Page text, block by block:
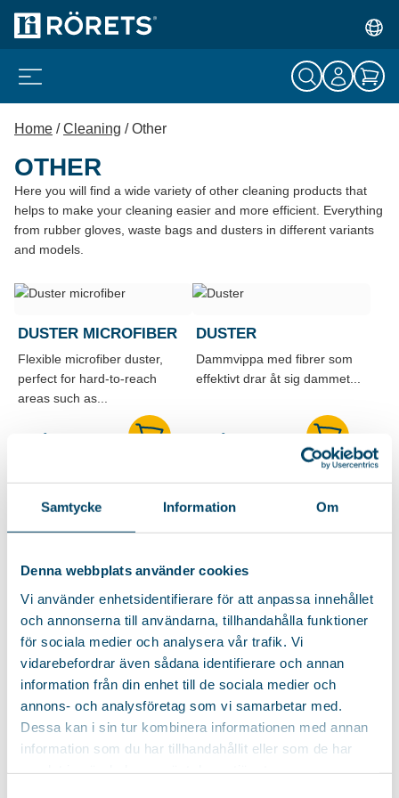
Samtycke Information Om
Denna webbplats använder cookies
Vi använder enhetsidentifierare för att anpassa innehållet
och annonserna till användarna, tillhandahålla funktioner
för sociala medier och analysera vår trafik. Vi
vidarebefordrar även sådana identifierare och annan
information från din enhet till de sociala medier och
annons- och analysföretag som vi samarbetar med.
Dessa kan i sin tur kombinera informationen med annan
information som du har tillhandahållit eller som de har
Home /Cleaning / Other
OTHER
Here you will find a wide variety of other cleaning products that
helps to make your cleaning easier and more efficient. Everything
from rubber gloves, waste bags and dusters in different variants
and models.
DUSTER MICROFIBER
Flexible microfiber duster,
perfect for hard-to-reach
areas such as...
kr
DUSTER
Dammvippa med fibrer som
effektivt drar åt sig dammet...
kr
Rubber gloves that protect
such...
19kr
Rubber gloves that protect
such...
19kr
RUBBER GLOVE
SMALL
Rubber gloves that protect
WASTEBAG 25-PACK
perfect for waste in...